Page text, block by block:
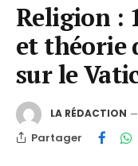
Religion :
et théorie
sur le
LA RÉDACTION
Partager